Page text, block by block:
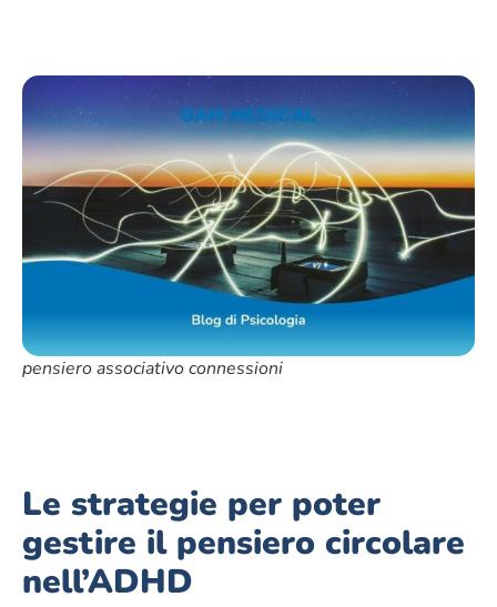
pensiero associativo connessioni
Le strategie per poter
gestire il pensiero circolare
nell’ADHD